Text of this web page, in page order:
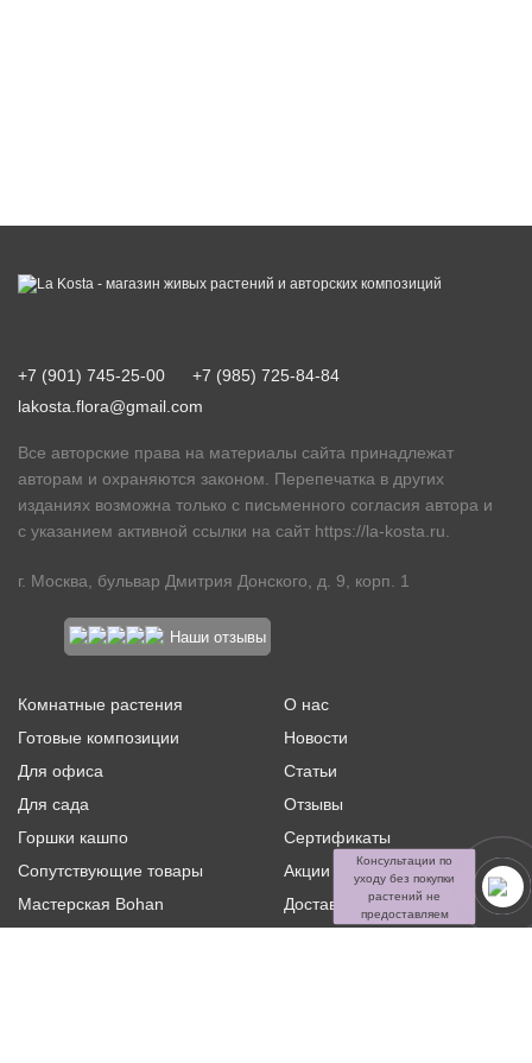
+7 (901) 745-25-00
+7 (985) 725-84-84
lakosta.flora@gmail.com
Все авторские права на материалы сайта принадлежат
авторам и охраняются законом. Перепечатка в других
изданиях возможна только с письменного согласия автора и
с указанием активной ссылки на сайт https://la-kosta.ru
г. Москва, бульвар Дмитрия Донского, д. 9, корп. 1
Наши отзывы
Комнатные растения
Готовые композиции
Для офиса
Для сада
Горшки кашпо
Сопутствующие товары
Мастерская Bohan
О нас
Новости
Статьи
Отзывы
Сертификаты
Акции и скидки
Доставка и оплата
Консультации по
уходу без покупки
растений не
предоставляем